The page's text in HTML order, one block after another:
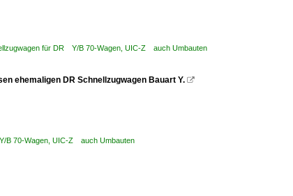
für DR Y/B 70-Wagen, UIC-Z auch Umbauten
ehemaligen DR Schnellzugwagen Bauart Y. 
B 70-Wagen, UIC-Z auch Umbauten